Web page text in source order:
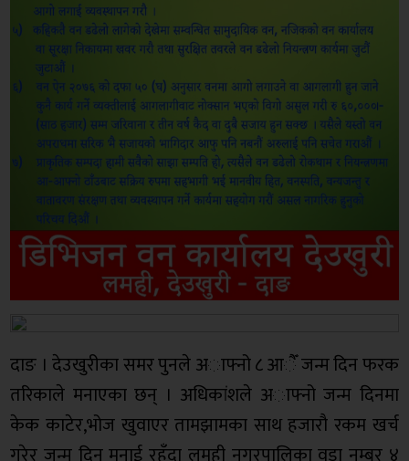
दाङ । देउखुरीका समर पुनले अाफ्नो ८ आैँ जन्म दिन फरक
तरिकाले मनाएका छन् । अधिकांशले अाफ्नो जन्म दिनमा
केक काटेर,भोज खुवाएर तामझामका साथ हजाराै रकम खर्च